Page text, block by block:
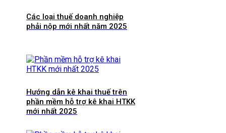
Các loại thuế doanh nghiệp
phải nộp mới nhất năm 2025
Hướng dẫn kê khai thuế trên
phần mềm hỗ trợ kê khai HTKK
mới nhất 2025